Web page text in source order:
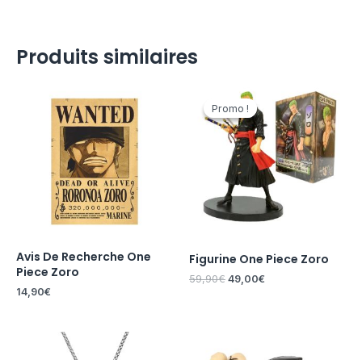
Produits similaires
Avis De Recherche One
Piece Zoro
14,90€
Promo !
Promo !
Figurine One Piece Zoro
59,90€
prix
initial
était :
59,90€.
49,00€
prix
actuel
est :
49,00€.